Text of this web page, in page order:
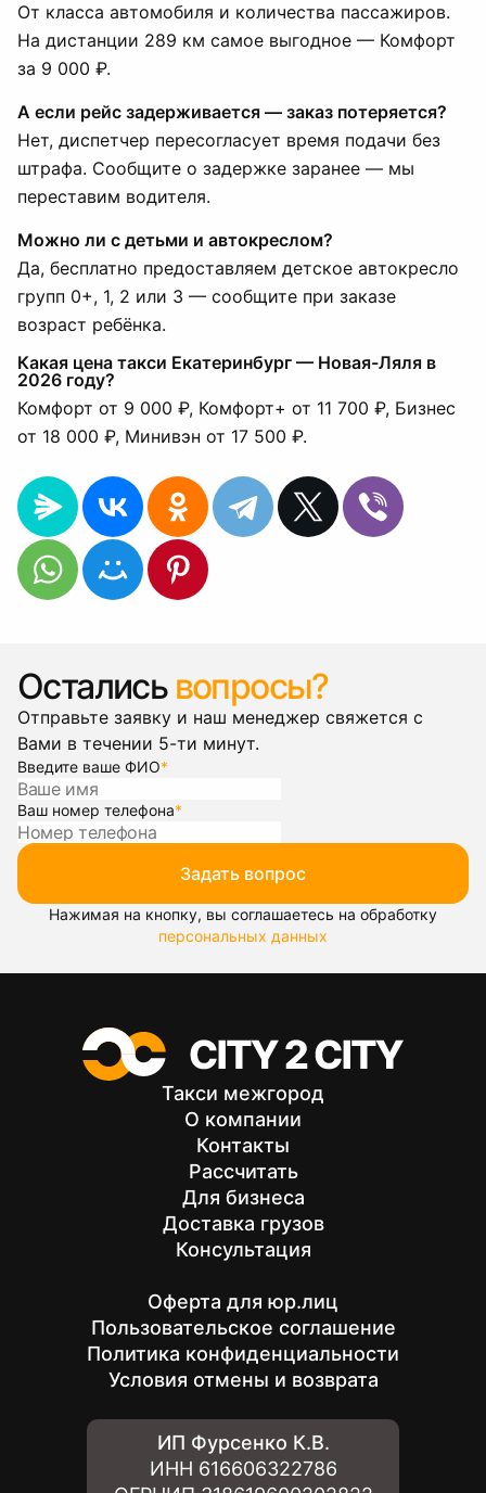
От класса автомобиля и количества пассажиров.
На дистанции 289 км самое выгодное — Комфорт
за 9 000 ₽.
А если рейс задерживается — заказ потеряется?
Нет, диспетчер пересогласует время подачи без
штрафа. Сообщите о задержке заранее — мы
переставим водителя.
Можно ли с детьми и автокреслом?
Да, бесплатно предоставляем детское автокресло
групп 0+, 1, 2 или 3 — сообщите при заказе
возраст ребёнка.
Какая цена такси Екатеринбург — Новая-Ляля в
2026 году?
Комфорт от 9 000 ₽, Комфорт+ от 11 700 ₽, Бизнес
от 18 000 ₽, Минивэн от 17 500 ₽.
Остались вопросы?
Отправьте заявку и наш менеджер свяжется с
Вами в течении 5-ти минут.
Введите ваше ФИО*
Ваш номер телефона*
Задать вопрос
Нажимая на кнопку, вы соглашаетесь на обработку
персональных данных
Такси межгород
О компании
Контакты
Рассчитать
Для бизнеса
Доставка грузов
Консультация
Оферта для юр.лиц
Пользовательское соглашение
Политика конфиденциальности
Условия отмены и возврата
ИП Фурсенко К.В.
ИНН 616606322786